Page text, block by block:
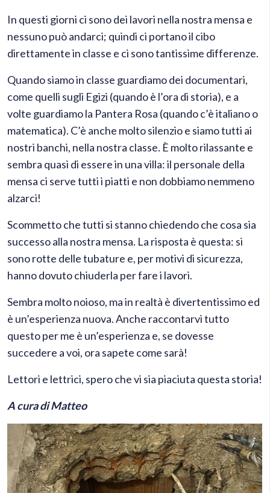
​In questi giorni ci sono dei lavori nella nostra mensa e
nessuno può andarci; quindi ci portano il cibo
direttamente in classe e ci sono tantissime differenze.
​Quando siamo in classe guardiamo dei documentari,
come quelli sugli Egizi (quando è l’ora di storia), e a
volte guardiamo la Pantera Rosa (quando c’è italiano o
matematica). C’è anche molto silenzio e siamo tutti ai
nostri banchi, nella nostra classe. È molto rilassante e
sembra quasi di essere in una villa: il personale della
mensa ci serve tutti i piatti e non dobbiamo nemmeno
alzarci!
​Scommetto che tutti si stanno chiedendo che cosa sia
successo alla nostra mensa. La risposta è questa: si
sono rotte delle tubature e, per motivi di sicurezza,
hanno dovuto chiuderla per fare i lavori.
​Sembra molto noioso, ma in realtà è divertentissimo ed
è un’esperienza nuova. Anche raccontarvi tutto
questo per me è un’esperienza e, se dovesse
succedere a voi, ora sapete come sarà!
​Lettori e lettrici, spero che vi sia piaciuta questa storia!
A cura di Matteo